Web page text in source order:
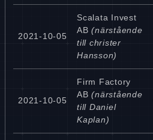
2021-10-05
Scalata Invest
AB (närstående
till christer
Hansson)
2021-10-05
Firm Factory
AB (närstående
till Daniel
Kaplan)